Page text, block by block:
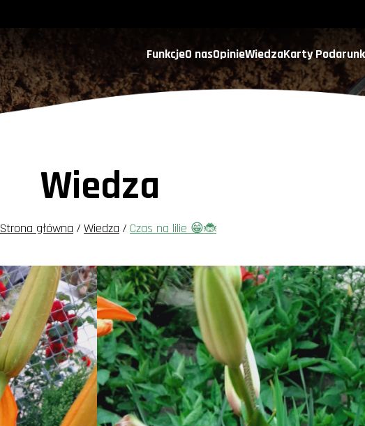
FunkcjeO nasOpinieWiedzaKarty
Wiedza
Strona główna / Wiedza / Czas na lilie 😁🐞